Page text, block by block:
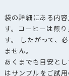
袋の詳細にある内
す。コーヒーは煎
す。 したがって、
ません。
あくまでも目安と
はサンプルをご試